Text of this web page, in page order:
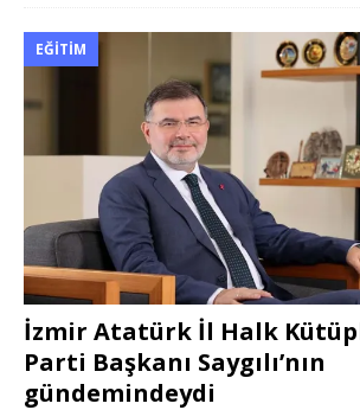
EĞITIM
İzmir Atatürk İl Halk
Parti Başkanı Saygılı’nın
gündemindeydi